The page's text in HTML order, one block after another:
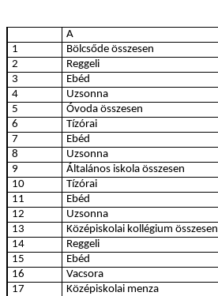
A
1
Bölcsőde összesen
2
Reggeli
3
Ebéd
4
Uzsonna
5
Óvoda összesen
6
Tízórai
7
Ebéd
8
Uzsonna
9
Általános iskola összesen
10
Tízórai
11
Ebéd
12
Uzsonna
13
Középiskolai kollégium összesen
14
Reggeli
15
Ebéd
16
Vacsora
17
Középiskolai menza